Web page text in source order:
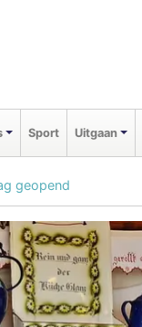
Sport Uitgaan
geopend